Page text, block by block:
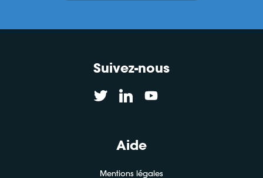
Suivez-nous
Aide
Mentions légales